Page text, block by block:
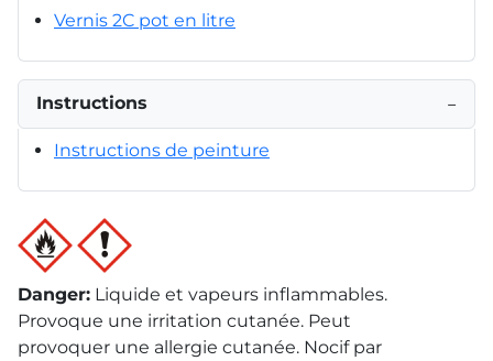
Vernis 2C pot en litre
Instructions −
Instructions de peinture
Danger: Liquide et vapeurs inflammables.
Provoque une irritation cutanée. Peut
provoquer une allergie cutanée. Nocif par